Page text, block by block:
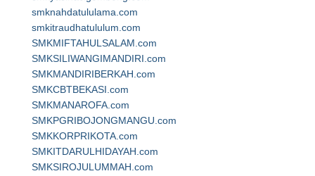
smknahdatululama.com
smkitraudhatululum.com
SMKMIFTAHULSALAM.com
SMKSILIWANGIMANDIRI.com
SMKMANDIRIBERKAH.com
SMKCBTBEKASI.com
SMKMANAROFA.com
SMKPGRIBOJONGMANGU.com
SMKKORPRIKOTA.com
SMKITDARULHIDAYAH.com
SMKSIROJULUMMAH.com